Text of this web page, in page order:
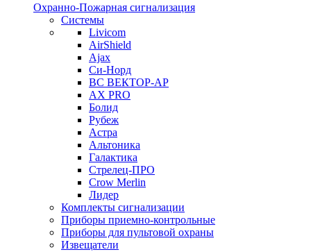
Охранно-Пожарная сигнализация
Системы
Livicom
AirShield
Ajax
Си-Норд
ВС ВЕКТОР-АР
AX PRO
Болид
Рубеж
Астра
Альтоника
Галактика
Стрелец-ПРО
Crow Merlin
Лидер
Комплекты сигнализации
Приборы приемно-контрольные
Приборы для пультовой охраны
Извещатели